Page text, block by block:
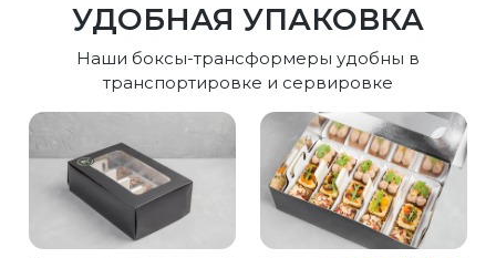
УДОБНАЯ УПАКОВКА
Наши боксы-трансформеры удобны в
транспортировке и сервировке